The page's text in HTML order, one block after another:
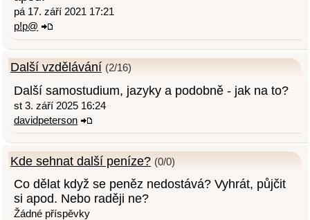
pá 17. září 2021 17:21
p!p@
Další vzdělávání (2/16)
Další samostudium, jazyky a podobně - jak na to?
st 3. září 2025 16:24
davidpeterson
Kde sehnat další peníze? (0/0)
Co dělat když se peněz nedostává? Vyhrát, půjčit
si apod. Nebo raději ne?
Žádné příspěvky